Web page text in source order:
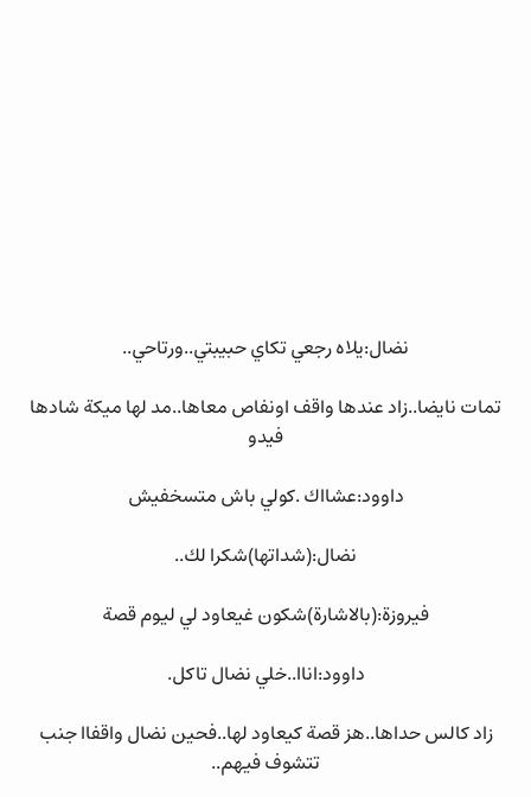
نضال:يلاه رجعي تكاي حبيبتي..ورتاحي..
تمات نايضا..زاد عندها واقف اونفاص معاها..مد لها ميكة شادها
فيدو
داوود:عشااك .كولي باش متسخفيش
نضال:(شداتها)شكرا لك..
فيروزة:(بالاشارة)شكون غيعاود لي ليوم قصة
داوود:اناا..خلي نضال تاكل.
زاد كالس حداها..هز قصة كيعاود لها..فحين نضال واقفاا جنب
تتشوف فيهم..